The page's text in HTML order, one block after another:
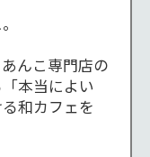
んこ専門店の
本当によい
和カフェを